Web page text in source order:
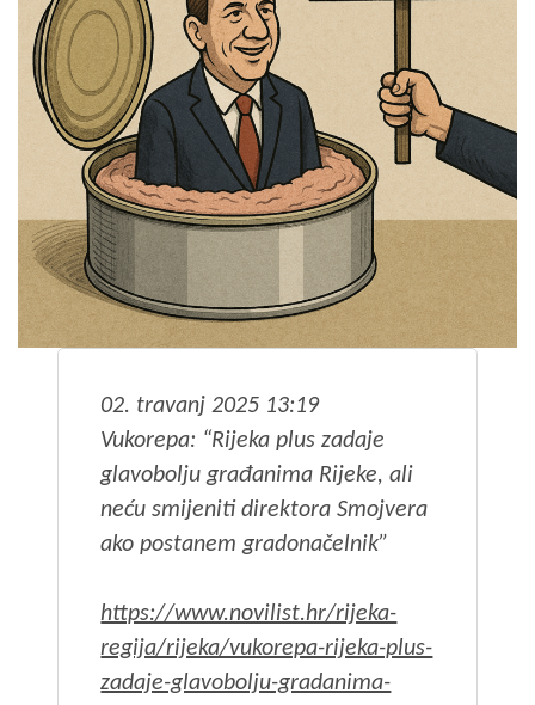
02. travanj 2025 13:19
Vukorepa: “Rijeka plus zadaje
glavobolju građanima Rijeke, ali
neću smijeniti direktora Smojvera
ako postanem gradonačelnik”
https://www.novilist.hr/rijeka-
regija/rijeka/vukorepa-rijeka-plus-
zadaje-glavobolju-gradanima-